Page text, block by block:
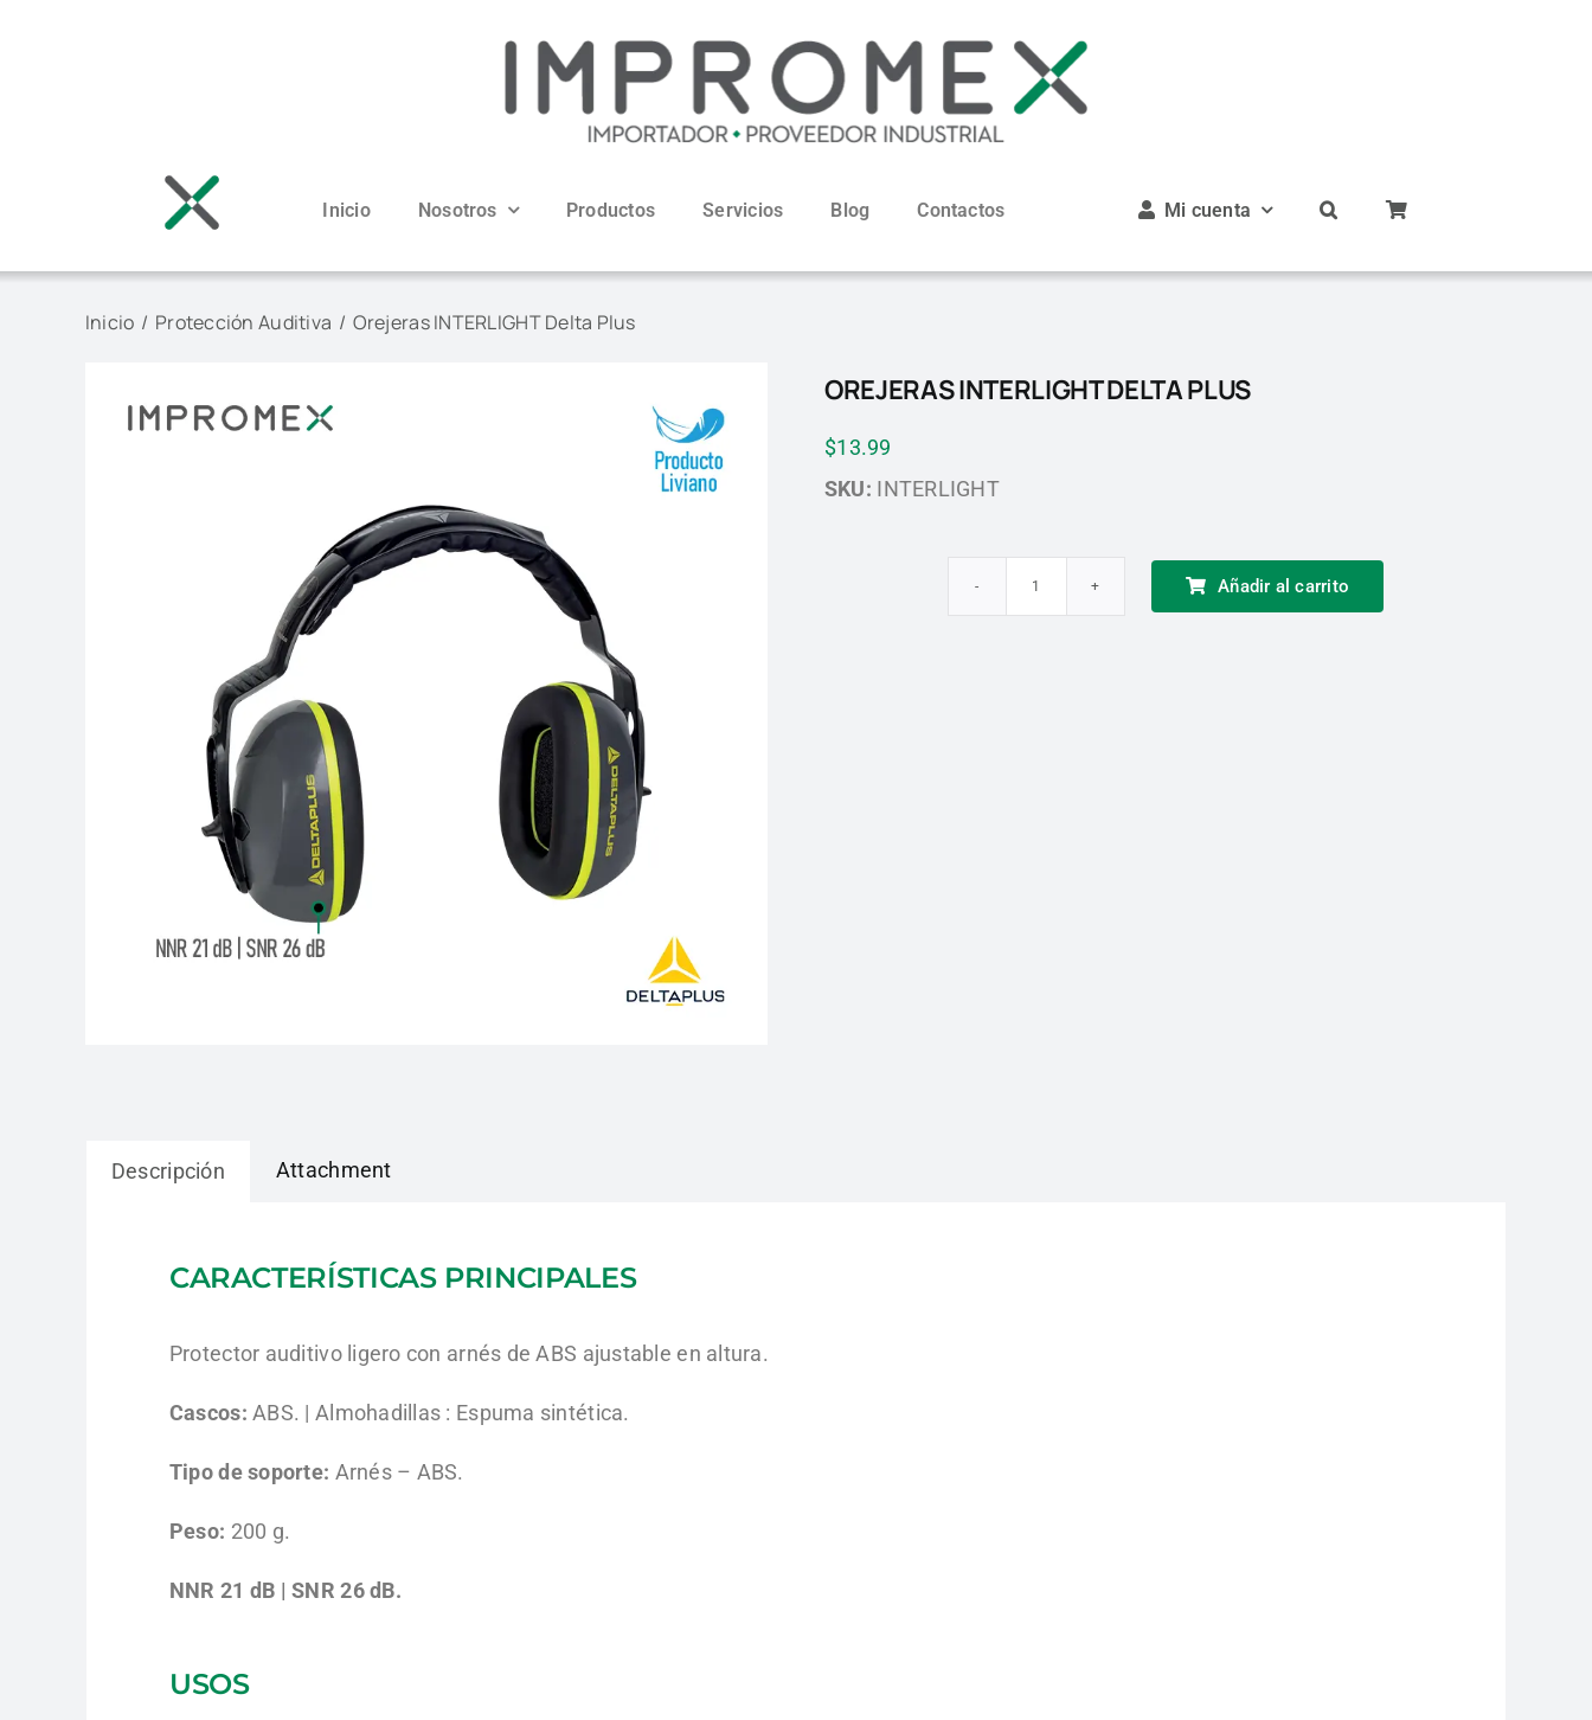
Inicio Nosotros Productos Servicios Blog Contactos Mi cuenta
Inicio Protección Auditiva Orejeras INTERLIGHT Delta Plus
OREJERAS INTERLIGHT DELTA PLUS
$13.99
SKU: INTERLIGHT
Añadir al carrito
Descripción Attachment
CARACTERÍSTICAS PRINCIPALES
Protector auditivo ligero con arnés de ABS ajustable en altura.
Cascos: ABS. | Almohadillas : Espuma sintética.
Tipo de soporte: Arnés – ABS.
Peso: 200 g.
NNR 21 dB | SNR 26 dB.
USOS